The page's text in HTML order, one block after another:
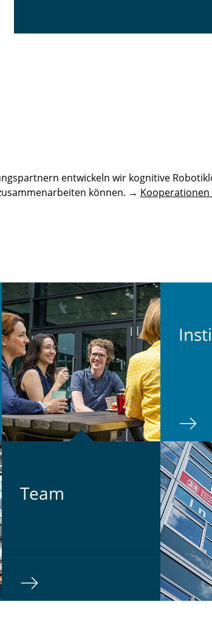
entwickeln wir kognitive
können. →
Team